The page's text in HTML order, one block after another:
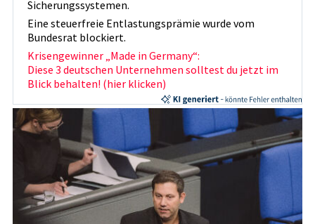
Sicherungssystemen.
Eine steuerfreie Entlastungsprämie wurde vom
Bundesrat blockiert.
Krisengewinner „Made in Germany“:
Diese 3 deutschen Unternehmen solltest du jetzt im
Blick behalten! (hier klicken)